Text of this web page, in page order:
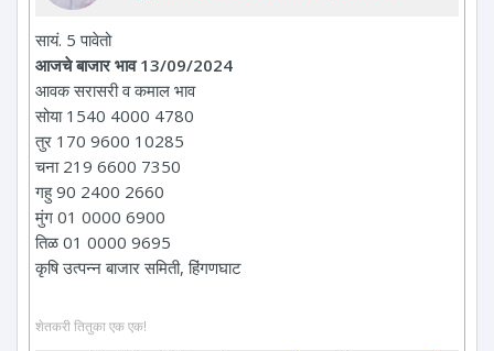
सायं. 5 पावेतो
आजचे बाजार भाव 13/09/2024
आवक सरासरी व कमाल भाव
सोया 1540 4000 4780
तुर 170 9600 10285
चना 219 6600 7350
गहु 90 2400 2660
मुंग 01 0000 6900
तिळ 01 0000 9695
कृषि उत्पन्न बाजार समिती, हिंगणघाट
शेतकरी तितुका एक एक!